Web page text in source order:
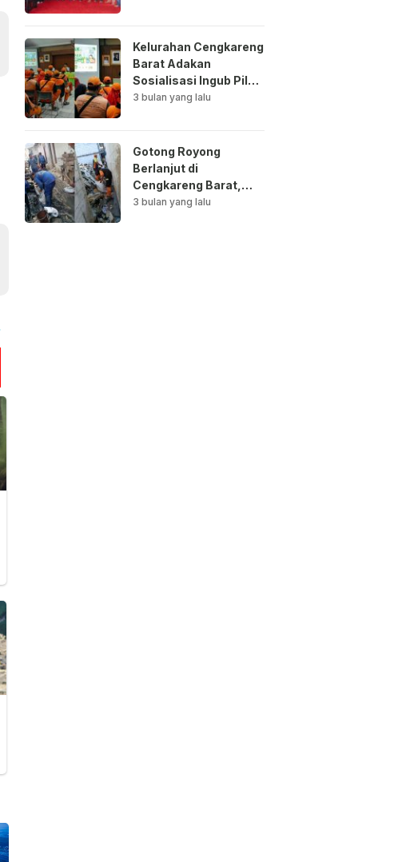
Kelurahan Cengkareng
Barat Adakan
Sosialisasi Ingub Pilah
Sampah Kepada PPSU
3 bulan yang lalu
Gotong Royong
Berlanjut di
Cengkareng Barat,
Saluran Air
3 bulan yang lalu